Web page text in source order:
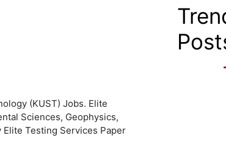
(KUST) Jobs. Elite
Sciences, Geophysics,
Testing Services Paper